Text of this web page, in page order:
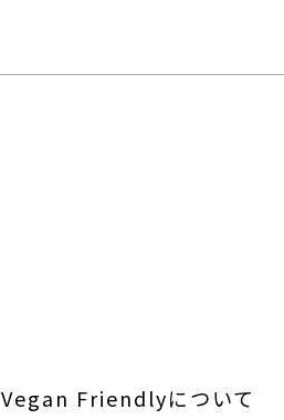
Vegan Friendlyについて